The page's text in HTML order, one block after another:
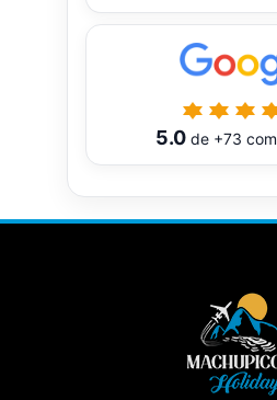
5.0 de +73